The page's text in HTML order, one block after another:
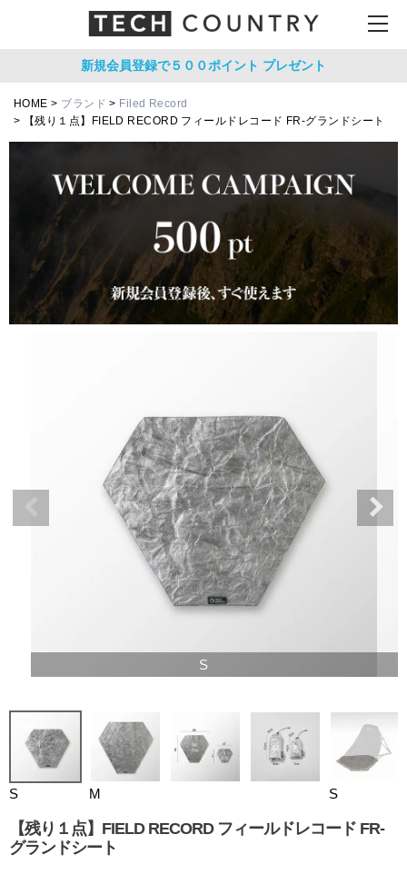
新規会員登録で５００ポイント プレゼント
HOME ブランド
Filed Record
【残り１点】FIELD RECORD フィールドレコード FR-グランドシート
S
S M S
【残り１点】FIELD RECORD フィールドレコード FR-
グランドシート